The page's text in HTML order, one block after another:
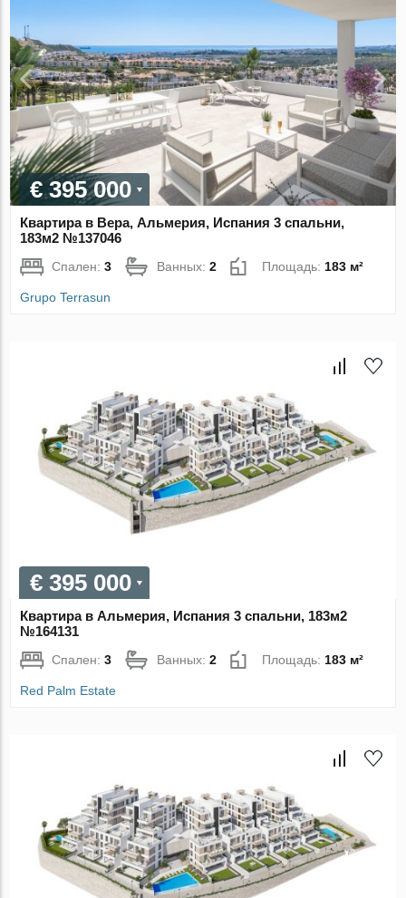
€ 395 000
Квартира в Вера, Альмерия, Испания 3 спальни,
183м2 №137046
Спален:3 Ванных:2 Площадь:183 м²
Grupo Terrasun
€ 395 000
Квартира в Альмерия, Испания 3 спальни, 183м2
№164131
Спален:3 Ванных:2 Площадь: 183 м²
Red Palm Estate